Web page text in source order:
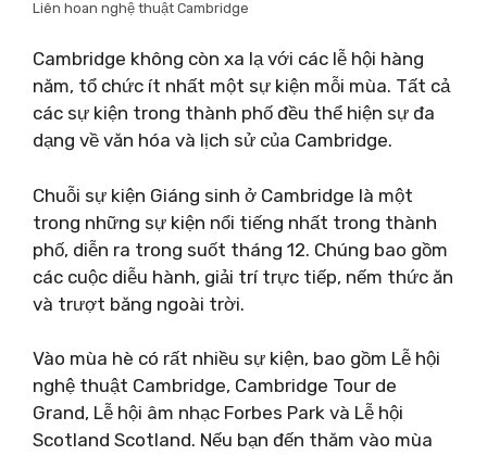
Liên hoan nghệ thuật Cambridge
Cambridge không còn xa lạ với các lễ hội hàng
năm, tổ chức ít nhất một sự kiện mỗi mùa. Tất cả
các sự kiện trong thành phố đều thể hiện sự đa
dạng về văn hóa và lịch sử của Cambridge.
Chuỗi sự kiện Giáng sinh ở Cambridge là một
trong những sự kiện nổi tiếng nhất trong thành
phố, diễn ra trong suốt tháng 12. Chúng bao gồm
các cuộc diễu hành, giải trí trực tiếp, nếm thức ăn
và trượt băng ngoài trời.
Vào mùa hè có rất nhiều sự kiện, bao gồm Lễ hội
nghệ thuật Cambridge, Cambridge Tour de
Grand, Lễ hội âm nhạc Forbes Park và Lễ hội
Scotland Scotland. Nếu bạn đến thăm vào mùa